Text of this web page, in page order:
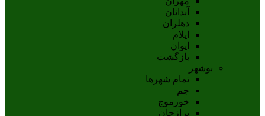
آبدانان
دهلران
ايلام
ايوان
بازگشت
بوشهر
تمام شهر‌ها
جم
خورموج
برازجان